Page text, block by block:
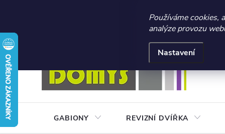
☀️ LETNÍ AKCE
Používáme cookies,
analýze provozu
Nastavení
Přejít
na
obsah
Obchodní podmínky
GABIONY REVIZNÍ DVÍŘKA